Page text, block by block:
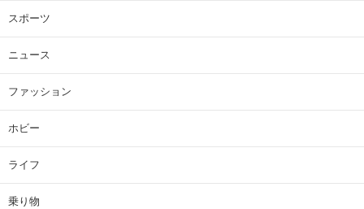
スポーツ
ニュース
ファッション
ホビー
ライフ
乗り物